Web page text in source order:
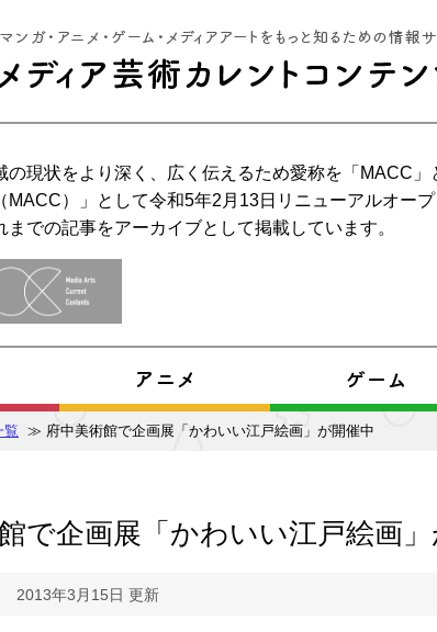
の現状をより深く、広く伝えるため愛称を「MACC
MACC）」として令和5年2月13日リニューアルオー
までの記事をアーカイブとして掲載しています。
覧 ≫ 府中美術館で企画展「かわいい江戸絵画」が開催中
で企画展「かわいい江戸絵画
2013年3月15日 更新